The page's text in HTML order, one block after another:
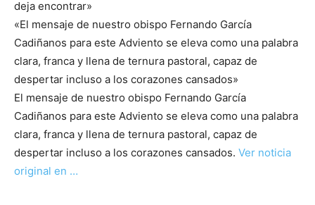
deja encontrar»
«El mensaje de nuestro obispo Fernando García
Cadiñanos para este Adviento se eleva como una palabra
clara, franca y llena de ternura pastoral, capaz de
despertar incluso a los corazones cansados»
El mensaje de nuestro obispo Fernando García
Cadiñanos para este Adviento se eleva como una palabra
clara, franca y llena de ternura pastoral, capaz de
despertar incluso a los corazones cansados. Ver noticia
original en …